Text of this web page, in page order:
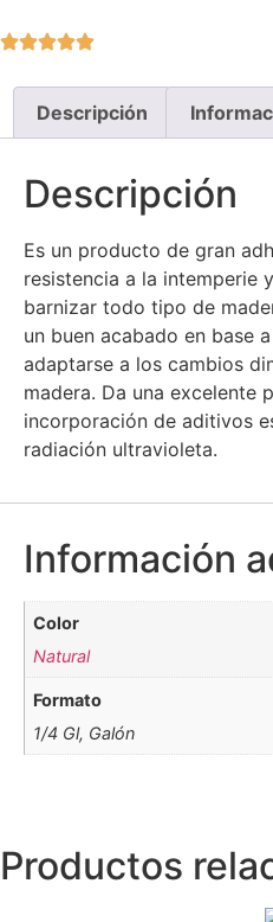
Descripción
Descripción
Es un producto de gran
resistencia a la intemperie
barnizar todo tipo de
un buen acabado en base
adaptarse a los cambios
madera. Da una excelente
incorporación de aditivos
radiación ultravioleta.
Información
Color
Natural
Formato
1/4 Gl, Galón
Productos